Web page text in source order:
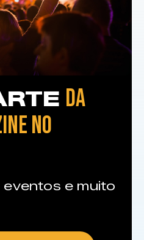
DA
NO
e muito